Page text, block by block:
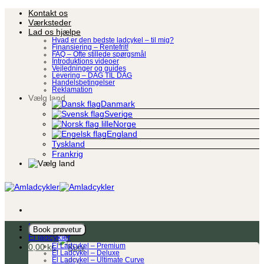
Fortsæt
indhold
Kontakt os
Værksteder
Lad os hjælpe
Hvad er den bedste ladcykel – til mig?
Finansiering – Rentefrit!
FAQ – Ofte stillede spørgsmål
Introduktions videoer
Vejledninger og guides
Levering – DAG TIL DAG
Handelsbetingelser
Reklamation
Vælg land
Danmark
Sverige
Norge
England
Tyskland
Frankrig
Book prøvetur
0,00kr.
Ladcykel
El ladcykler
El Ladcykel – Premium
El Ladcykel – Deluxe
El Ladcykel – Ultimate Curve